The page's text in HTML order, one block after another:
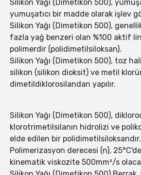
Silikon Yağı (Dimetikon 500),
yumuşatıcı bir madde olarak işlev
Silikon Yağı (Dimetikon 500),
fazla yağ benzeri olan %100 aktif
polimerdir (polidimetilsiloksan).
Silikon Yağı (Dimetikon 500), toz
silikon (silikon dioksit) ve metil
dimetildiklorosilandan yapılır.
Silikon Yağı (Dimetikon 500),
klorotrimetilsilanın hidrolizi ve
elde edilen bir polidimetilsiloksandır.
Polimerizasyon derecesi (n),
kinematik viskozite 500mm²/s